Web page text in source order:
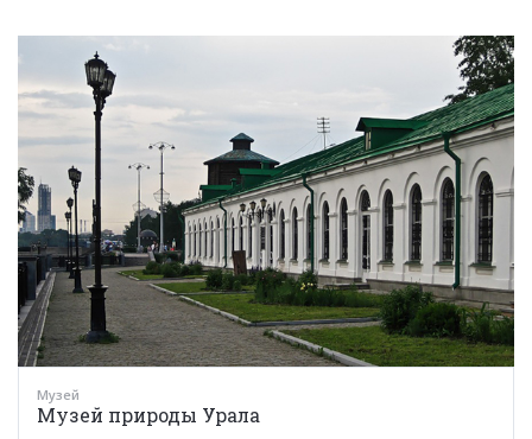
Музей
Музей природы Урала